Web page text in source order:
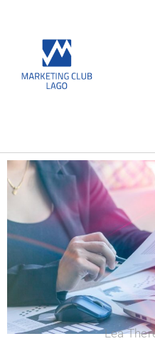
Lea